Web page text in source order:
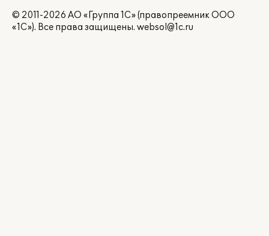
© 2011-2026 АО «Группа 1С» (правопреемник ООО
«1С»). Все права защищены. websol@1c.ru